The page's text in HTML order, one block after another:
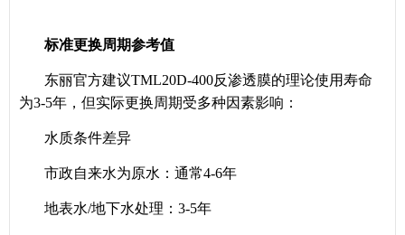
标准更换周期参考值
东丽官方建议TML20D-400反渗透膜的理论使用寿命
为3-5年，但实际更换周期受多种因素影响：
水质条件差异
市政自来水为原水：通常4-6年
地表水/地下水处理：3-5年